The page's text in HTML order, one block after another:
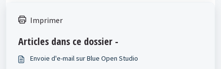
Imprimer
Articles dans ce dossier -
Envoie d'e-mail sur Blue Open Studio